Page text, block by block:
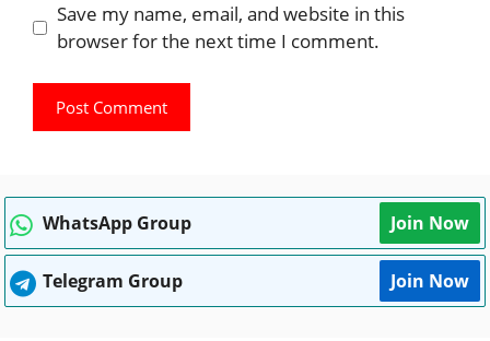
Save my name, email, and website in this
browser for the next time I comment.
WhatsApp Group Join Now
Telegram Group Join Now